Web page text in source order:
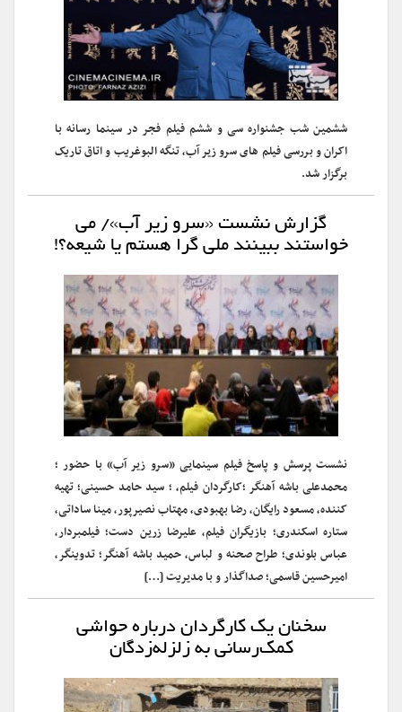
ششمین شب جشنواره سی و ششم فیلم فجر در سینما رسانه با
اکران و بررسی فیلم های سرو زیر آب، تنگه البوغریب و اتاق تاریک
برگزار شد.
گزارش نشست «سرو زیر آب»/ می
خواستند ببینند ملی گرا هستم یا شیعه؟!
نشست پرسش و پاسخ فیلم سینمایی «سرو زیر آب» با حضور ؛
محمدعلی باشه آهنگر ؛کارگردان فیلم، ؛ سید حامد حسینی؛ تهیه
کننده، مسعود رایگان، رضا بهبودی، مهتاب نصیرپور، مینا ساداتی،
ستاره اسکندری؛ بازیگران فیلم، علیرضا زرین دست؛ فیلمبردار،
عباس بلوندی؛ طراح صحنه و لباس، حمید باشه آهنگر؛ تدوینگر،
امیرحسین قاسمی؛ صداگذار و با مدیریت […]
سخنان یک کارگردان درباره حواشی
کمک‌رسانی به زلزله‌زدگان